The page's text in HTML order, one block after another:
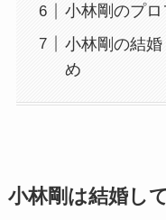
小林剛のプ
小林剛の結
め
小林剛は結婚し